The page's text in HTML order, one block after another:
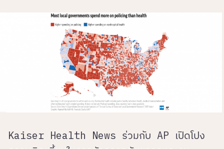
Kaiser Health News ร่วมกับ AP เปิดโปง